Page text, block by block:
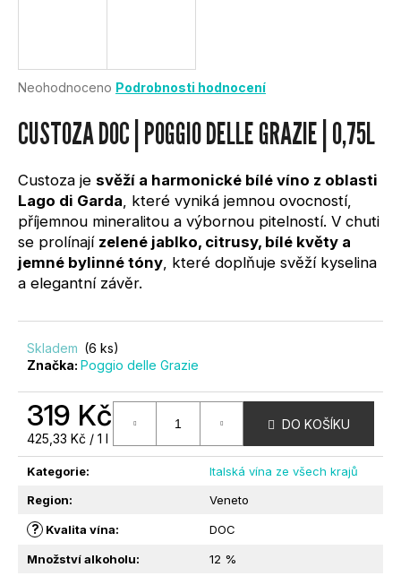
Průměrné
produktu
je
z
5
hvězdiček.
Neohodnoceno Podrobnosti hodnocení
CUSTOZA DOC | POGGIO DELLE GRAZIE | 0,75L
Custoza je svěží a harmonické bílé víno z oblasti
Lago di Garda , které vyniká jemnou ovocností,
příjemnou mineralitou a výbornou pitelností. V chuti
se prolínají zelené jablko, citrusy, bílé květy a
jemné bylinné tóny , které doplňuje svěží kyselina
a elegantní závěr.
Skladem (6 ks)
Značka: Poggio delle Grazie
319 Kč
Měrná
cena:
425,33 Kč / 1 l
DO KOŠÍKU
Kategorie:
Italská vína ze všech krajů
Region: Veneto
? Kvalita vína: DOC
Množství alkoholu:
12 %
Í
T
?
HLEDAT
U